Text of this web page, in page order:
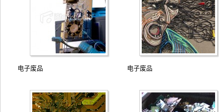
电子废品 电子废品